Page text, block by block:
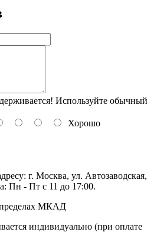
Используйте обычный
Хорошо
г. Москва, ул. Автозаводская,
Пн - Пт с 11 до 17:00.
пределах МКАД
индивидуально (при оплате